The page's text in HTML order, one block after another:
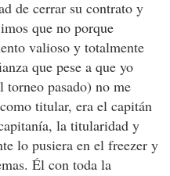
de cerrar su contrato y
que no porque
valioso y totalmente
que pese a que yo
pasado) no me
titular, era el capitán
la titularidad y
lo pusiera en el freezer y
Él con toda la